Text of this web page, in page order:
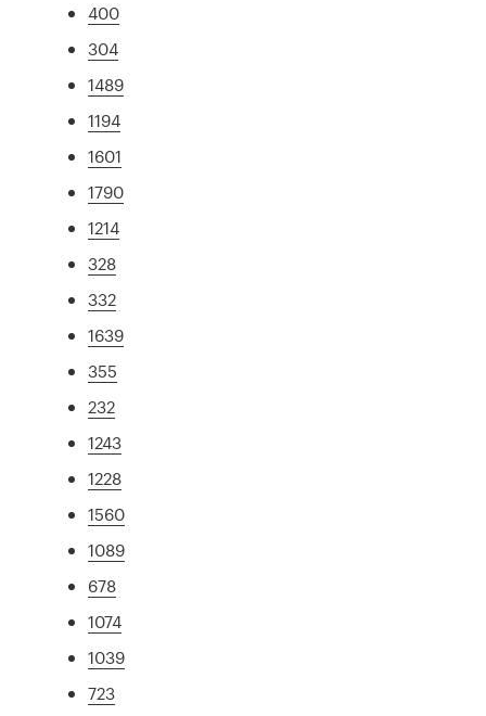
400
304
1489
1194
1601
1790
1214
328
332
1639
355
232
1243
1228
1560
1089
678
1074
1039
723